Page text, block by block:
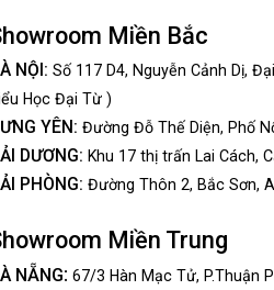
Miền Bắc
NỘI: Số 117 D4, Nguyễn Cảnh Dị,
Học Đại Từ )
YÊN: Đường Đỗ Thế Diện, Phố
DƯƠNG: Khu 17 thị trấn Lai Cách,
PHÒNG: Đường Thôn 2, Bắc Sơn,
Miền Trung
NẴNG: 67/3 Hàn Mạc Tử, P.Thuận